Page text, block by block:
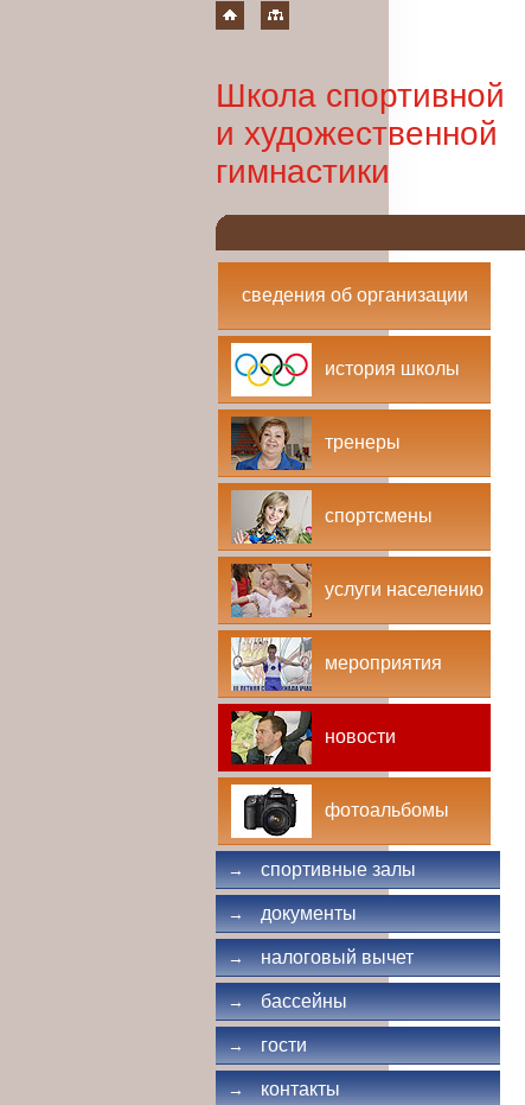
Школа спортивной
и художественной
гимнастики
сведения об организации
история школы
тренеры
спортсмены
услуги населению
мероприятия
новости
фотоальбомы
→ спортивные залы
→ документы
→ налоговый вычет
→ бассейны
→ гости
→ контакты